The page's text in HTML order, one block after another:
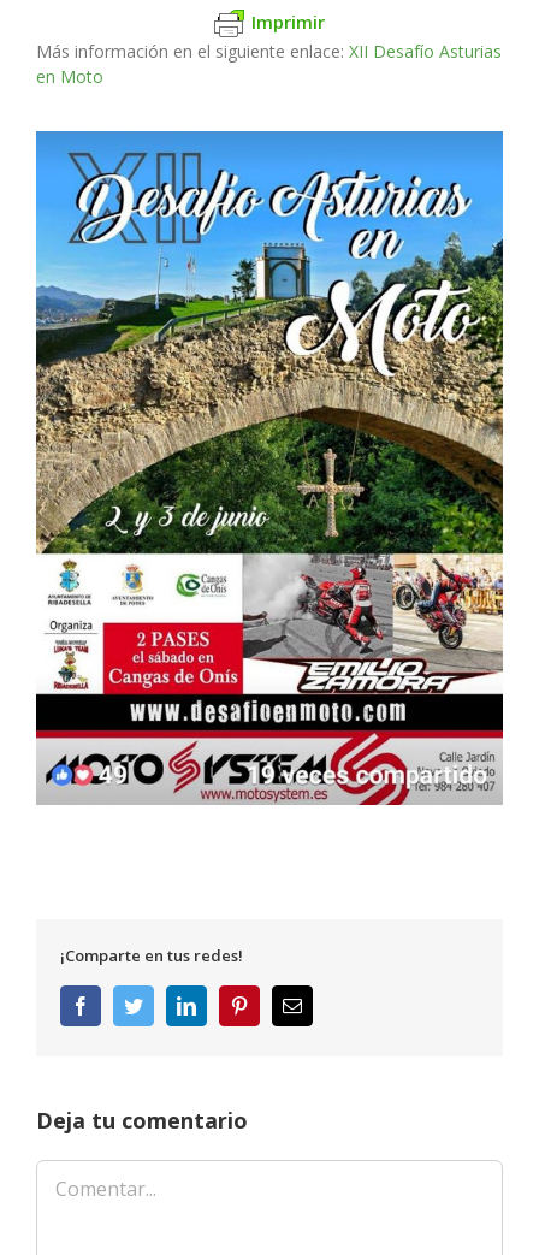
Imprimir
Más información en el siguiente enlace: XII Desafío Asturias
en Moto
¡Comparte en tus redes!
FacebookTwitterLinkedInPinterestCorreo
electrónico
Deja tu comentario
Comentar